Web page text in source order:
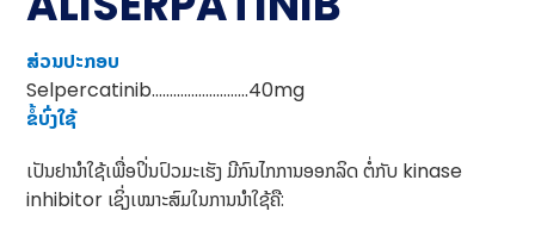
ສ່ວນປະກອບ
Selpercatinib………………………40mg
ຂໍ້ບົ່ງໃຊ້
ເປັນຢານໍາໃຊ້ເພື່ອປິ່ນປົວມະເຮັງ ມີກົນໄກການອອກລິດ ຕໍ່ກັບ kinase
inhibitor ເຊິ່ງເໝາະສົມໃນການນໍາໃຊ້ຄື: